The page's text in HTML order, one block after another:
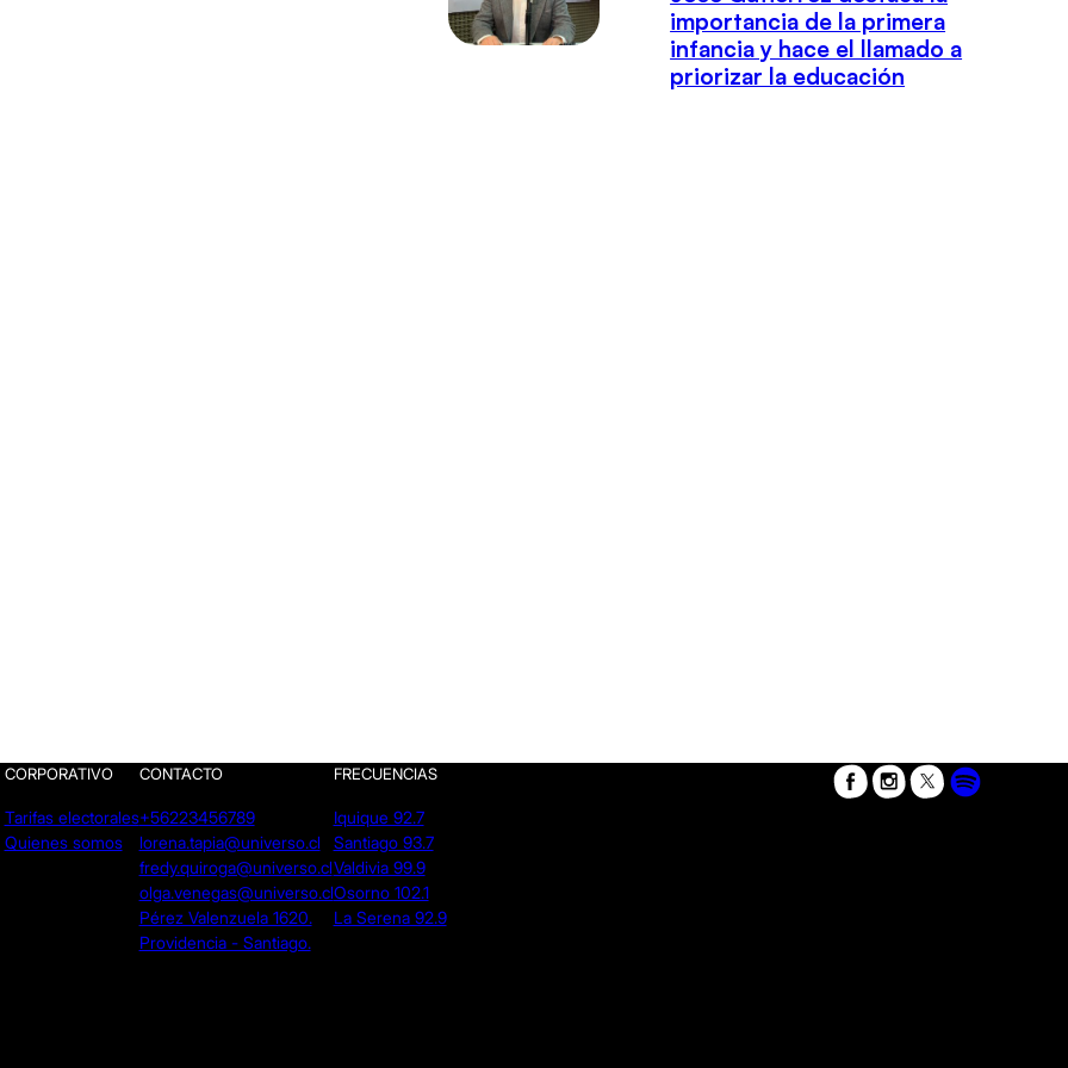
importancia de la primera
infancia y hace el llamado a
priorizar la educación
CORPORATIVO
Tarifas electorales
Quienes somos
CONTACTO
+56223456789
lorena.tapia@universo.cl
fredy.quiroga@universo.cl
olga.venegas@universo.cl
Pérez Valenzuela 1620.
Providencia - Santiago.
FRECUENCIAS
Iquique 92.7
Santiago 93.7
Valdivia 99.9
Osorno 102.1
La Serena 92.9